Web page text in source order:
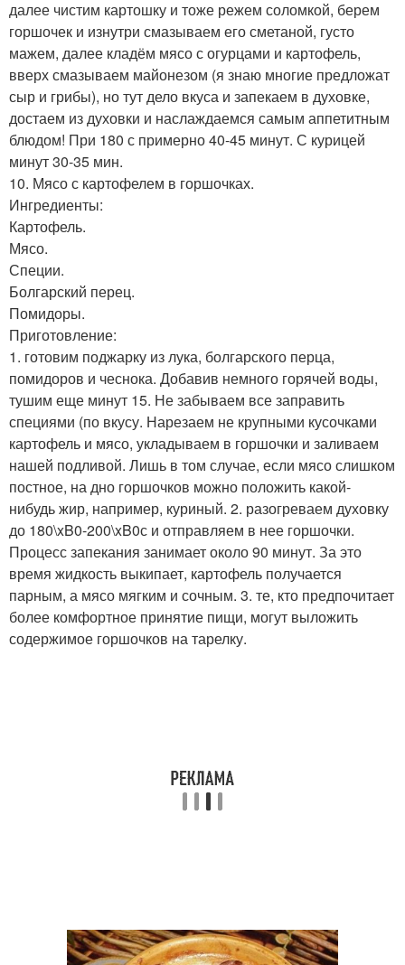
далее чистим картошку и тоже режем соломкой, берем
горшочек и изнутри смазываем его сметаной, густо
мажем, далее кладём мясо с огурцами и картофель,
вверх смазываем майонезом (я знаю многие предложат
сыр и грибы), но тут дело вкуса и запекаем в духовке,
достаем из духовки и наслаждаемся самым аппетитным
блюдом! При 180 с примерно 40-45 минут. С курицей
минут 30-35 мин.
10. Мясо с картофелем в горшочках.
Ингредиенты:
Картофель.
Мясо.
Специи.
Болгарский перец.
Помидоры.
Приготовление:
1. готовим поджарку из лука, болгарского перца,
помидоров и чеснока. Добавив немного горячей воды,
тушим еще минут 15. Не забываем все заправить
специями (по вкусу. Нарезаем не крупными кусочками
картофель и мясо, укладываем в горшочки и заливаем
нашей подливой. Лишь в том случае, если мясо слишком
постное, на дно горшочков можно положить какой-
нибудь жир, например, куриный. 2. разогреваем духовку
до 180\xB0-200\xB0с и отправляем в нее горшочки.
Процесс запекания занимает около 90 минут. За это
время жидкость выкипает, картофель получается
парным, а мясо мягким и сочным. 3. те, кто предпочитает
более комфортное принятие пищи, могут выложить
содержимое горшочков на тарелку.